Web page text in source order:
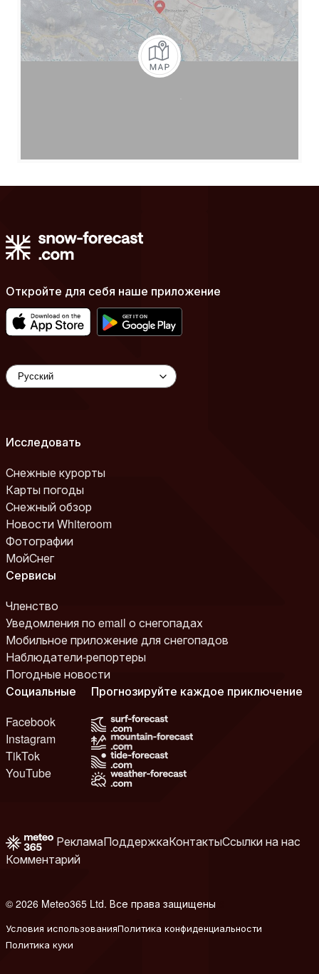
Откройте для себя наше приложение
Исследовать
Снежные курорты
Карты погоды
Снежный обзор
Новости Whiteroom
Фотографии
МойСнег
Сервисы
Членство
Уведомления по email о снегопадах
Мобильное приложение для снегопадов
Наблюдатели-репортеры
Погодные новости
Социальные
Facebook
Instagram
TikTok
YouTube
Прогнозируйте каждое приключение
РекламаПоддержкаКонтактыСсылки на нас
Комментарий
© 2026 Meteo365 Ltd. Все права защищены
Условия использованияПолитика конфиденциальности
Политика куки